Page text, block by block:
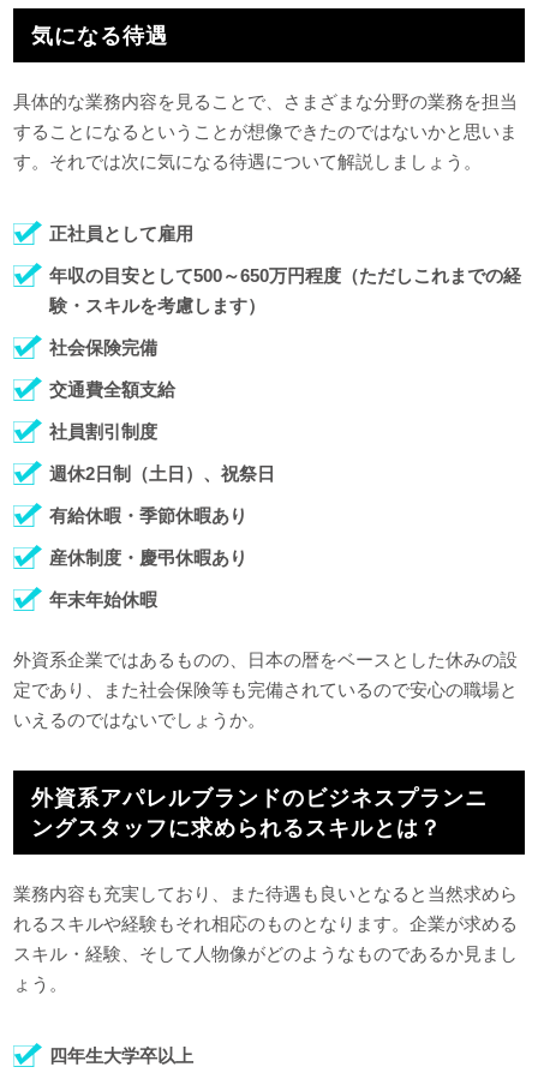
気になる待遇
具体的な業務内容を見ることで、さまざまな分野の業務を担当
することになるということが想像できたのではないかと思いま
す。それでは次に気になる待遇について解説しましょう。
正社員として雇用
年収の目安として500～650万円程度（ただしこれまでの経
験・スキルを考慮します）
社会保険完備
交通費全額支給
社員割引制度
週休2日制（土日）、祝祭日
有給休暇・季節休暇あり
産休制度・慶弔休暇あり
年末年始休暇
外資系企業ではあるものの、日本の暦をベースとした休みの設
定であり、また社会保険等も完備されているので安心の職場と
いえるのではないでしょうか。
外資系アパレルブランドのビジネスプランニ
ングスタッフに求められるスキルとは？
業務内容も充実しており、また待遇も良いとなると当然求めら
れるスキルや経験もそれ相応のものとなります。企業が求める
スキル・経験、そして人物像がどのようなものであるか見まし
ょう。
四年生大学卒以上